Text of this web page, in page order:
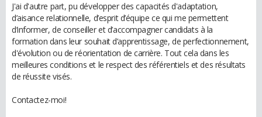
J'ai d'autre part, pu développer des capacités d'adaptation,
d’aisance relationnelle, d’esprit d’équipe ce qui me permettent
d’informer, de conseiller et d’accompagner candidats à la
formation dans leur souhait d’apprentissage, de perfectionnement,
d'évolution ou de réorientation de carrière. Tout cela dans les
meilleures conditions et le respect des référentiels et des résultats
de réussite visés.
Contactez-moi!